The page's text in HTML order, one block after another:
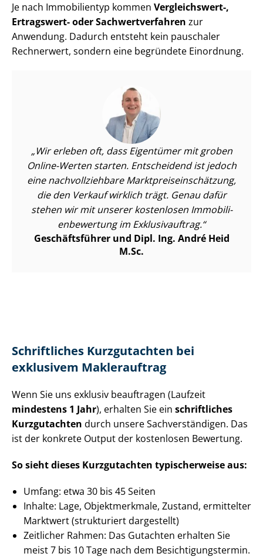
Je nach Immobilientyp kommen Vergleichswert-,
Ertragswert- oder Sach­wert­ver­fah­ren zur
Anwendung. Dadurch entsteht kein pauschaler
Rechnerwert, sondern eine begründete Einordnung.
Wir erleben oft, dass Eigentümer mit groben
Online-Werten starten. Entscheidend ist jedoch
eine nach­voll­zieh­ba­re Markt­preis­ein­schät­zung,
die den Verkauf wirklich trägt. Genau dafür
stehen wir mit unserer kostenlosen Im­mo­bi­li­
en­be­wer­tung im Exklusivauftrag.
Geschäftsführer und Dipl. Ing. André Heid
M.Sc.
Schriftliches Kurzgutachten bei
exklusivem Maklerauftrag
Wenn Sie uns exklusiv beauftragen (Laufzeit
mindestens 1 Jahr), erhalten Sie ein schriftliches
Kurzgutachten durch unsere Sach­ver­stän­di­gen. Das
ist der konkrete Output der kostenlosen Bewertung.
So sieht dieses Kurzgutachten typischerweise aus:
Umfang: etwa 30 bis 45 Seiten
Inhalte: Lage, Objektmerkmale, Zustand, ermittelter
Marktwert (strukturiert dargestellt)
Zeitlicher Rahmen: Das Gutachten erhalten Sie
meist 7 bis 10 Tage nach dem Be­sich­ti­gungs­ter­min.